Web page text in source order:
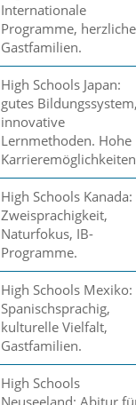
Internationale
Programme, herzliche
Gastfamilien.
High Schools Japan:
gutes
innovative
Lernmethoden. Hohe
High Schools Kanada:
Zweisprachigkeit,
Naturfokus, IB-
Programme.
High Schools Mexiko:
Spanischsprachig,
kulturelle Vielfalt,
Gastfamilien.
High Schools